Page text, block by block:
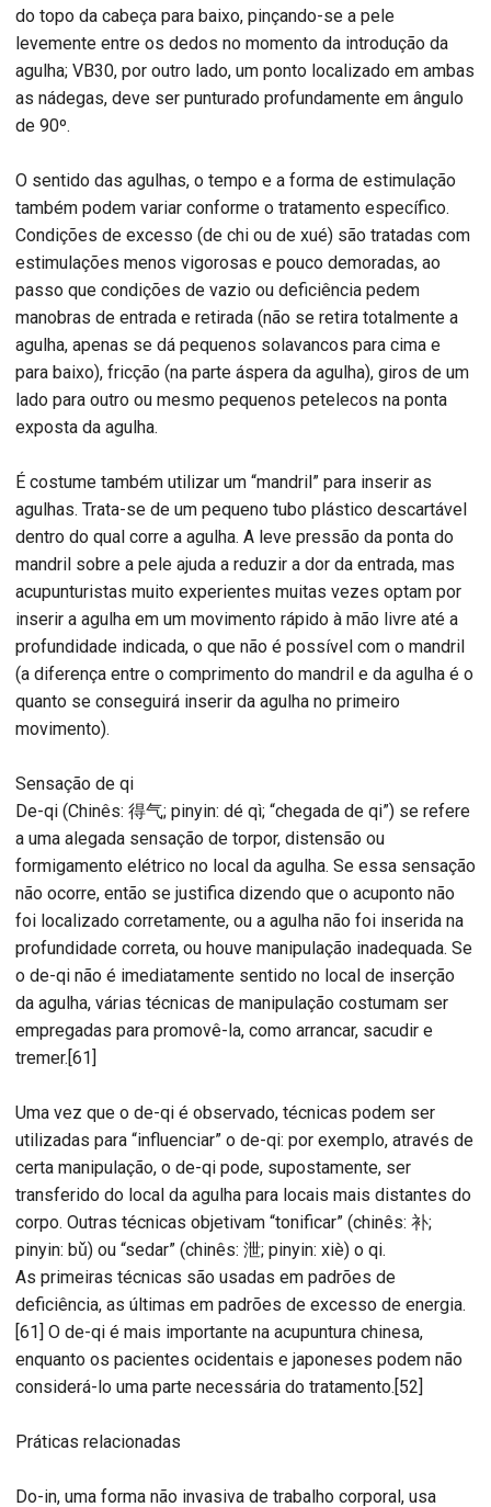
do topo da cabeça para baixo, pinçando-se a pele
levemente entre os dedos no momento da introdução da
agulha; VB30, por outro lado, um ponto localizado em ambas
as nádegas, deve ser punturado profundamente em ângulo
de 90º.
O sentido das agulhas, o tempo e a forma de estimulação
também podem variar conforme o tratamento específico.
Condições de excesso (de chi ou de xué) são tratadas com
estimulações menos vigorosas e pouco demoradas, ao
passo que condições de vazio ou deficiência pedem
manobras de entrada e retirada (não se retira totalmente a
agulha, apenas se dá pequenos solavancos para cima e
para baixo), fricção (na parte áspera da agulha), giros de um
lado para outro ou mesmo pequenos petelecos na ponta
exposta da agulha.
É costume também utilizar um “mandril” para inserir as
agulhas. Trata-se de um pequeno tubo plástico descartável
dentro do qual corre a agulha. A leve pressão da ponta do
mandril sobre a pele ajuda a reduzir a dor da entrada, mas
acupunturistas muito experientes muitas vezes optam por
inserir a agulha em um movimento rápido à mão livre até a
profundidade indicada, o que não é possível com o mandril
(a diferença entre o comprimento do mandril e da agulha é o
quanto se conseguirá inserir da agulha no primeiro
movimento).
Sensação de qi
De-qi (Chinês: 得气; pinyin: dé qì; “chegada de qi”) se refere
a uma alegada sensação de torpor, distensão ou
formigamento elétrico no local da agulha. Se essa sensação
não ocorre, então se justifica dizendo que o acuponto não
foi localizado corretamente, ou a agulha não foi inserida na
profundidade correta, ou houve manipulação inadequada. Se
o de-qi não é imediatamente sentido no local de inserção
da agulha, várias técnicas de manipulação costumam ser
empregadas para promovê-la, como arrancar, sacudir e
tremer.[61]
Uma vez que o de-qi é observado, técnicas podem ser
utilizadas para “influenciar” o de-qi: por exemplo, através de
certa manipulação, o de-qi pode, supostamente, ser
transferido do local da agulha para locais mais distantes do
corpo. Outras técnicas objetivam “tonificar” (chinês: 补;
pinyin: bǔ) ou “sedar” (chinês: 泄; pinyin: xiè) o qi.
As primeiras técnicas são usadas em padrões de
deficiência, as últimas em padrões de excesso de energia.
[61] O de-qi é mais importante na acupuntura chinesa,
enquanto os pacientes ocidentais e japoneses podem não
considerá-lo uma parte necessária do tratamento.[52]
Práticas relacionadas
Do-in, uma forma não invasiva de trabalho corporal, usa